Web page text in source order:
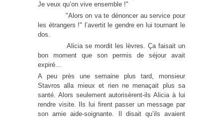
Je veux qu’on vive ensemble !"
"Alors on va te dénoncer au service pour
les étrangers !" l’avertit le gendre en lui tournant le
dos.
Alicia se mordit les lèvres. Ça faisait un
bon moment que son permis de séjour avait
expiré...
A peu près une semaine plus tard, monsieur
Stavros alla mieux et rien ne menaçait plus sa
santé. Alors seulement autorisèrent-ils Alicia à lui
rendre visite. Ils lui firent passer un message par
son amie aide-soignante. Il disait qu’ils avaient